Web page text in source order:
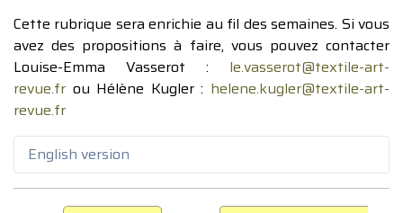
Cette rubrique sera enrichie au fil des semaines. Si vous
avez des propositions à faire, vous pouvez contacter
Louise-Emma Vasserot : le.vasserot@textile-art-
revue.fr ou Hélène Kugler : helene.kugler@textile-art-
revue.fr
English version